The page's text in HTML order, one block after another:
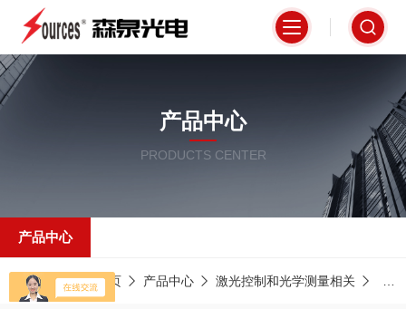
产品中心
PRODUCTS CENTER
产品中心
当前位置：首页 产品中心 激光控制和光学测量相关